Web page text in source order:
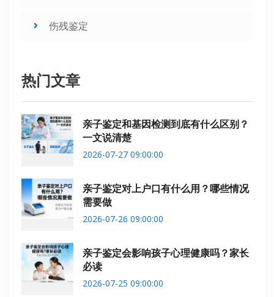
伤残鉴定
热门文章
亲子鉴定和基因检测到底有什么区别？
一文说清楚
2026-07-27 09:00:00
亲子鉴定对上户口有什么用？哪些情况
需要做
2026-07-26 09:00:00
亲子鉴定会影响孩子心理健康吗？家长
必读
2026-07-25 09:00:00